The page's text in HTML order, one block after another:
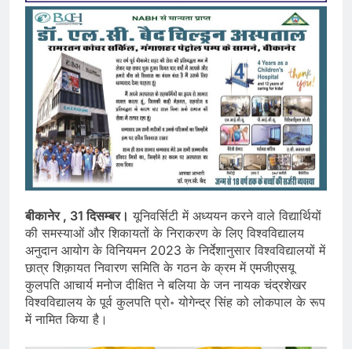
बीकानेर , 31 दिसम्बर। यूनिवर्सिटी में अध्ययन करने वाले विद्यार्थियों
की समस्याओं और शिकायतों के निराकरण के लिए विश्वविद्यालय
अनुदान आयोग के विनियमन 2023 के निर्देशानुसार विश्वविद्यालयों में
छात्र शिक़ायत निवारण समिति के गठन के क्रम में एमजीएसयू
कुलपति आचार्य मनोज दीक्षित ने बलिया के जन नायक चंद्रशेखर
विश्वविद्यालय के पूर्व कुलपति प्रो॰ योगेन्द्र सिंह को लोकपाल के रूप
में नामित किया है।